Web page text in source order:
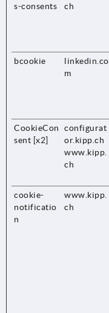
s-consents
ch
bcookie
linkedin.co
m
CookieCon
sent [x2]
configurat
or.kipp.ch
www.kipp.
ch
cookie-
notificatio
n
www.kipp.
ch